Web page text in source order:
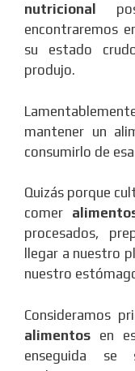
nutricional
encontraremos
su estado
produjo.
mantener un
consumirlo de
Quizás porque
comer
procesados,
llegar a nuestro
nuestro
Consideramos
alimentos en
enseguida se